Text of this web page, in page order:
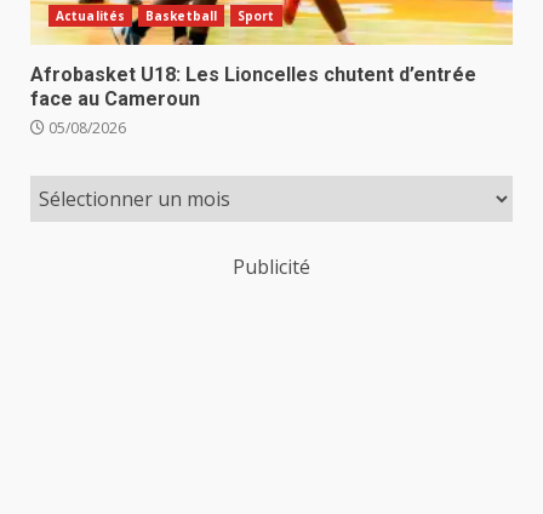
Actualités Basketball Sport
Afrobasket U18: Les Lioncelles chutent d’entrée
face au Cameroun
05/08/2026
Publicité